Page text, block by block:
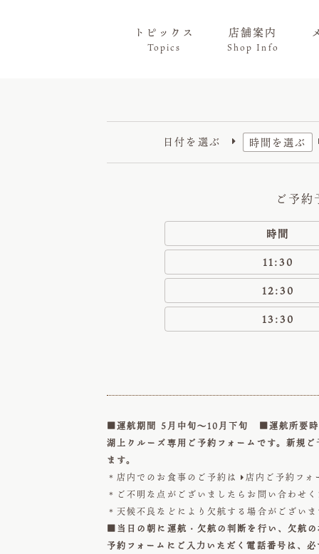
トピックス
Topics
店舗案内
Shop Info
日付を選ぶ  時間を選ぶ
時間
11:30
12:30
13:30
■運航期間 5月中旬～10月下旬 ■運航所要
湖上クルーズ専用ご予約フォームです。新規
ます。
＊店内でのお食事のご予約は 店内ご予約フォ
＊ご不明な点がございましたらお問い合わせ
＊天候不良などにより欠航する場合がござい
■当日の朝に運航・欠航の判断を行い、欠航
予約フォームにご入力いただく電話番号は、